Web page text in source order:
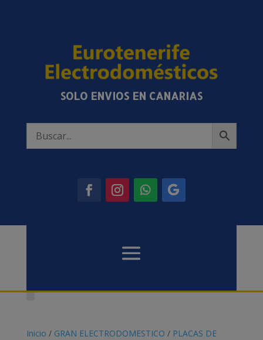
SOLO ENVIOS EN CANARIAS
Inicio / GRAN ELECTRODOMESTICO / PLACAS DE